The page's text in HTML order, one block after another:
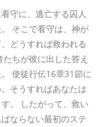
守に、逃亡する囚人
そこで看守は、神が
どうすれば救われる
ちが彼に出した答え
使徒行伝16章31節に
そうすればあなたは
。 したがって、救い
ならない最初のステ